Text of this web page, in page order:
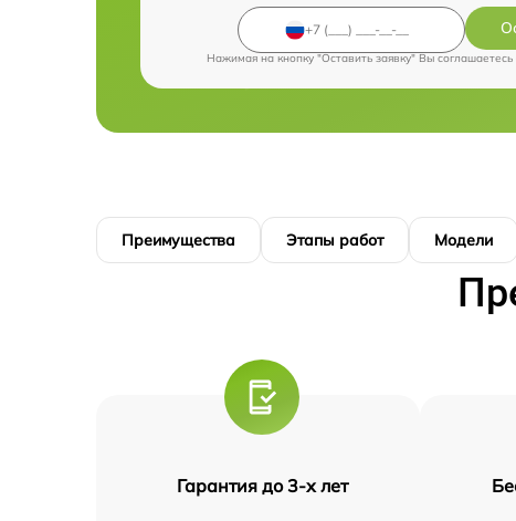
Нажимая на кнопку "Оставить заявку" Вы соглашаетесь
Преимущества Этапы работ Модели
Гарантия до 3-х лет